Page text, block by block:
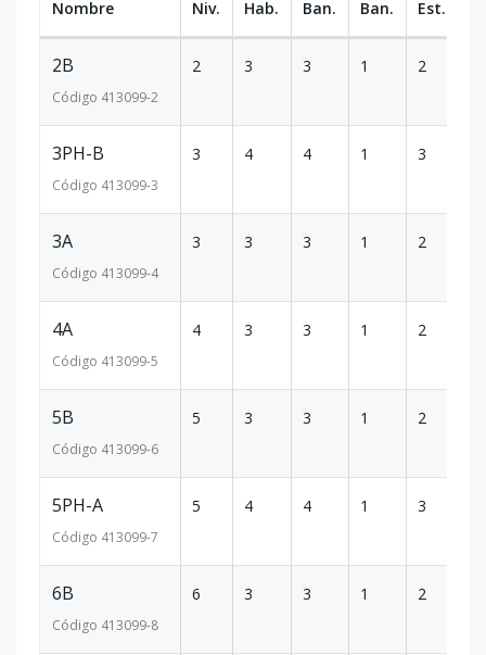
Nombre Niv. Hab. Ban. Ban. Est.
2B
Código 413099-2
2 3 3 1 2
3PH-B
Código 413099-3
3 4 4 1 3
3A
Código 413099-4
3 3 3 1 2
4A
Código 413099-5
4 3 3 1 2
5B
Código 413099-6
5 3 3 1 2
5PH-A
Código 413099-7
5 4 4 1 3
6B
Código 413099-8
6 3 3 1 2